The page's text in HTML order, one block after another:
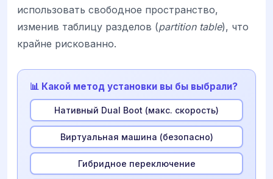
использовать свободное пространство,
изменив таблицу разделов (partition table), что
крайне рискованно.
📊 Какой метод установки вы бы выбрали?
Нативный Dual Boot (макс. скорость)
Виртуальная машина (безопасно)
Гибридное переключение